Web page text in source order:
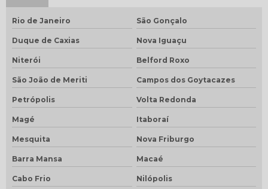
Rio de Janeiro São Gonçalo
Duque de Caxias Nova Iguaçu
Niterói Belford Roxo
São João de Meriti Campos dos Goytacazes
Petrópolis Volta Redonda
Magé Itaboraí
Mesquita Nova Friburgo
Barra Mansa Macaé
Cabo Frio Nilópolis